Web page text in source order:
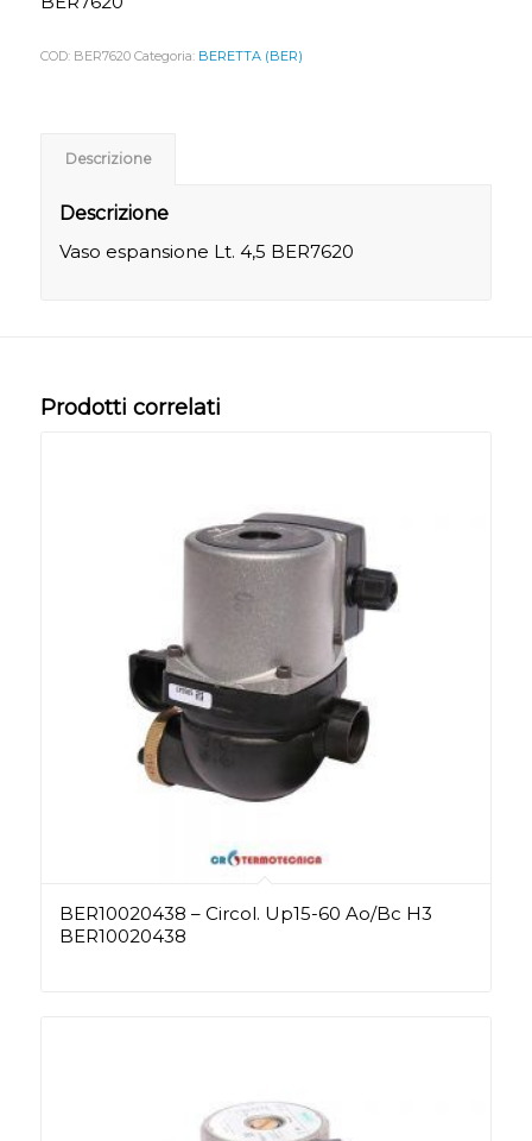
COD: BER7620 Categoria: BERETTA (BER)
Descrizione
Descrizione
Vaso espansione Lt. 4,5 BER7620
Prodotti correlati
BER10020438 – Circol. Up15-60 Ao/Bc H3
BER10020438